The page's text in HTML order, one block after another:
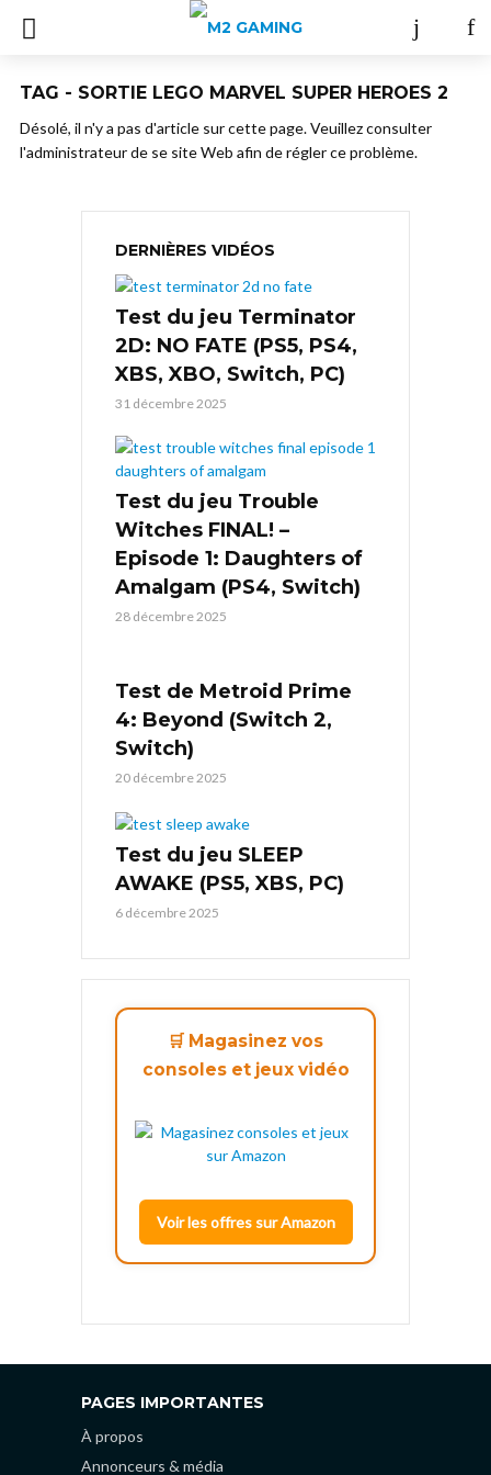
TAG - SORTIE LEGO MARVEL SUPER HEROES 2
Désolé, il n'y a pas d'article sur cette page. Veuillez consulter
l'administrateur de se site Web afin de régler ce problème.
DERNIÈRES VIDÉOS
Test du jeu Terminator
2D: NO FATE (PS5, PS4,
XBS, XBO, Switch, PC)
31 décembre 2025
Test du jeu Trouble
Witches FINAL! –
Episode 1: Daughters of
Amalgam (PS4, Switch)
28 décembre 2025
Test de Metroid Prime
4: Beyond (Switch 2,
Switch)
20 décembre 2025
Test du jeu SLEEP
AWAKE (PS5, XBS, PC)
6 décembre 2025
🛒 Magasinez vos
consoles et jeux vidéo
Voir les offres sur Amazon
PAGES IMPORTANTES
À propos
Annonceurs & média